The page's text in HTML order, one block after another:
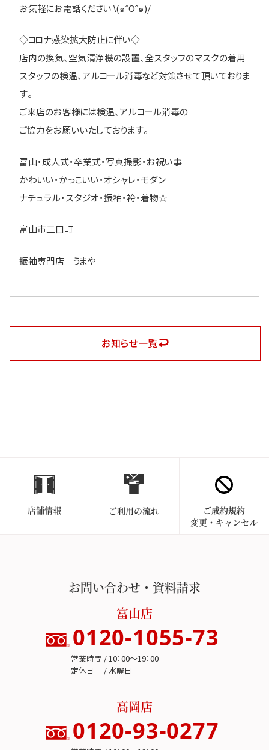
お気軽にお電話ください \(๑ˆOˆ๑)/
◇コロナ感染拡大防止に伴い◇
店内の換気、空気清浄機の設置、全スタッフのマスクの着用
スタッフの検温、アルコール消毒など対策させて頂いておりま
す。
ご来店のお客様には検温、アルコール消毒の
ご協力をお願いいたしております。
富山・成人式・卒業式・写真撮影・お祝い事
かわいい・かっこいい・オシャレ・モダン
ナチュラル・スタジオ・振袖・袴・着物☆
富山市二口町
振袖専門店 うまや
お知らせ一覧
店舗情報 ご利用の流れ
ご成約規約
変更・キャンセル
お問い合わせ・資料請求
富山店
0120-1055-73
営業時間 / 10：00～19：00
定休日 / 水曜日
高岡店
0120-93-0277